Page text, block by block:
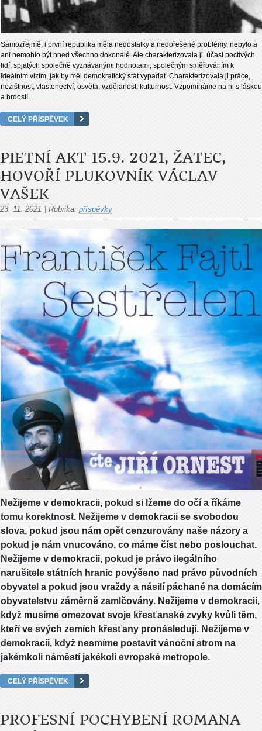
Samozřejmě, i první republika měla nedostatky a nedořešené problémy, nebylo a
ani nemohlo být hned všechno dokonalé. Ale charakterizovala ji účast poctivých
lidí, spjatých společně vyznávanými hodnotami, společným směřováním k
ideálním vizím, jak by měl demokratický stát vypadat. Charakterizovala ji práce,
nezištnost, vlastenectví, osvěta, vzdělanost, kulturnost. Vzpomínáme na ni s láskou
a hrdostí.
CELÝ PŘÍSPĚVEK
PIETNÍ AKT 15.9. 2021, ŽATEC,
HOVOŘÍ PLUKOVNÍK VÁCLAV
VAŠEK
23. 11. 2021 Rubrika: příspěvky
Nežijeme v demokracii, pokud si lžeme do očí a říkáme
tomu korektnost. Nežijeme v demokracii se svobodou
slova, pokud jsou nám opět cenzurovány naše názory a
pokud je nám vnucováno, co máme číst nebo poslouchat.
Nežijeme v demokracii, pokud je právo ilegálního
narušitele státních hranic povýšeno nad právo původních
obyvatel a pokud jsou vraždy a násilí páchané na domácím
obyvatelstvu záměrně zamlčovány. Nežijeme v demokracii,
když musíme omezovat svoje křesťanské zvyky kvůli těm,
kteří ve svých zemích křesťany pronásledují. Nežijeme v
demokracii, když nesmíme postavit vánoční strom na
jakémkoli náměstí jakékoli evropské metropole.
CELÝ PŘÍSPĚVEK
PROFESNÍ POCHYBENÍ ROMANA